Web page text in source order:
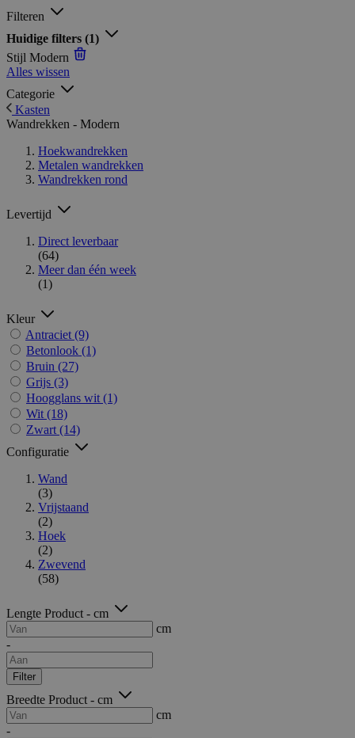
Filteren
Huidige filters (1)
Stijl Modern
Alles wissen
Categorie
Kasten
Wandrekken - Modern
Hoekwandrekken
Metalen wandrekken
Wandrekken rond
Levertijd
Direct leverbaar
(64)
Meer dan één week
(1)
Kleur
Antraciet (9)
Betonlook (1)
Bruin (27)
Grijs (3)
Hoogglans wit (1)
Wit (18)
Zwart (14)
Configuratie
Wand
(3)
Vrijstaand
(2)
Hoek
(2)
Zwevend
(58)
Lengte Product - cm
cm
-
Filter
Breedte Product - cm
cm
-